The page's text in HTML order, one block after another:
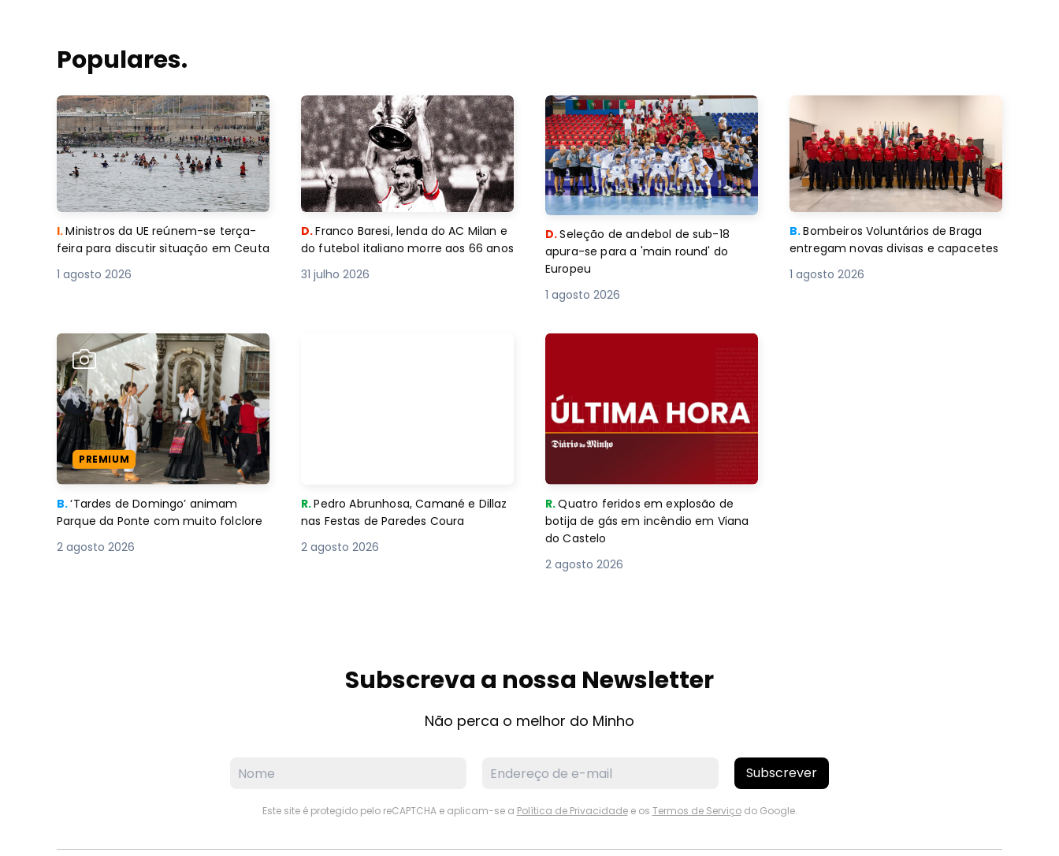
Populares.
I.Ministros da UE reúnem-se terça-
feira para discutir situação em Ceuta
1 agosto 2026
D.Franco Baresi, lenda do AC Milan e
do futebol italiano morre aos 66 anos
31 julho 2026
D.Seleção de andebol de sub-18
apura-se para a 'main round' do
Europeu
1 agosto 2026
B.Bombeiros Voluntários de Braga
entregam novas divisas e capacetes
1 agosto 2026
PREMIUM
B.‘Tardes de Domingo’ animam
Parque da Ponte com muito folclore
2 agosto 2026
R.Pedro Abrunhosa, Camané e Dillaz
nas Festas de Paredes Coura
2 agosto 2026
R.Quatro feridos em explosão de
botija de gás em incêndio em Viana
do Castelo
2 agosto 2026
Subscreva a nossa Newsletter
Não perca o melhor do Minho
Subscrever
Este site é protegido pelo reCAPTCHA e aplicam-se a Política de Privacidadee os Termos de Serviçodo Google.